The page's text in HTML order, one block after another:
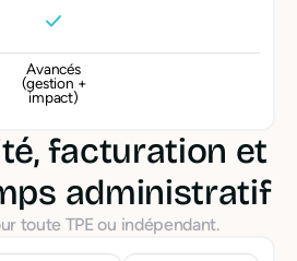
Avancés
(gestion +
impact)
facturation et
administratif
toute TPE ou indépendant.